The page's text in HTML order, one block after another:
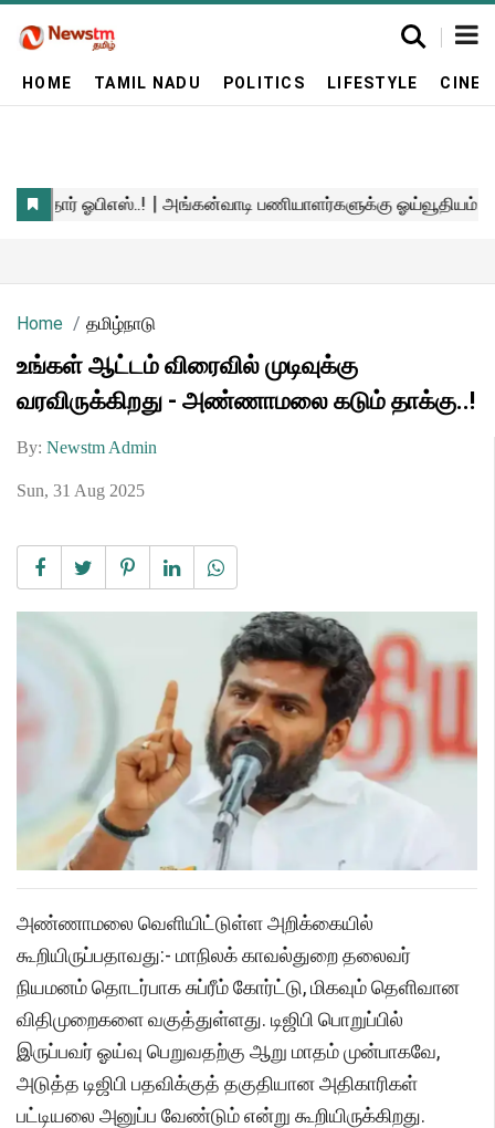
HOME TAMIL NADU POLITICS LIFESTYLE
Home தமிழ்நாடு
உங்கள் ஆட்டம் விரைவில் முடிவுக்கு
வரவிருக்கிறது - அண்ணாமலை கடும் தாக்கு..!
By: Newstm Admin
Sun, 31 Aug 2025
அண்ணாமலை வெளியிட்டுள்ள அறிக்கையில்
கூறியிருப்பதாவது:- மாநிலக் காவல்துறை தலைவர்
நியமனம் தொடர்பாக சுப்ரீம் கோர்ட்டு, மிகவும் தெளிவான
விதிமுறைகளை வகுத்துள்ளது. டிஜிபி பொறுப்பில்
இருப்பவர் ஓய்வு பெறுவதற்கு ஆறு மாதம் முன்பாகவே,
அடுத்த டிஜிபி பதவிக்குத் தகுதியான அதிகாரிகள்
பட்டியலை அனுப்ப வேண்டும் என்று கூறியிருக்கிறது.